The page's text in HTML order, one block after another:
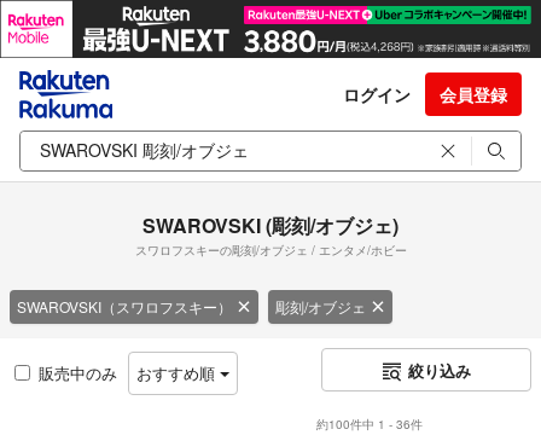
ログイン 会員登録
SWAROVSKI (彫刻/オブジェ)
スワロフスキーの彫刻/オブジェ / エンタメ/ホビー
SWAROVSKI（スワロフスキー） 彫刻/オブジェ
販売中のみ おすすめ順 絞り込み
約100件中 1 - 36件